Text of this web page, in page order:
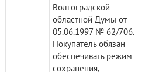
Волгоградской
областной Думы от
05.06.1997 № 62/706.
Покупатель обязан
обеспечивать режим
сохранения,